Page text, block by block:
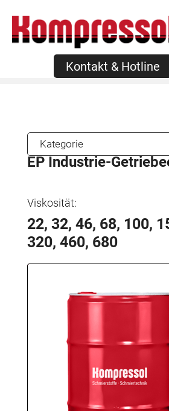
Inhalt
springen
Kontakt & Hotline
Kategorie
EP Industrie-
Viskosität:
22, 32, 46, 68, 100,
320, 460, 680